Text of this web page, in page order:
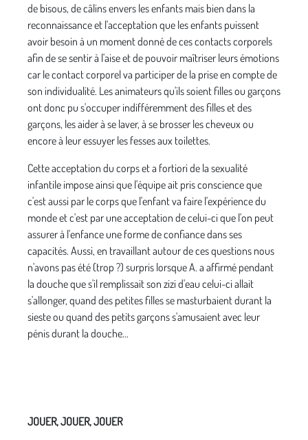
de bisous, de câlins envers les enfants mais bien dans la
reconnaissance et l'acceptation que les enfants puissent
avoir besoin à un moment donné de ces contacts corporels
afin de se sentir à l'aise et de pouvoir maîtriser leurs émotions
car le contact corporel va participer de la prise en compte de
son individualité. Les anima­teurs qu'ils soient filles ou garçons
ont donc pu s'occuper indifféremment des filles et des
garçons, les aider à se laver, à se brosser les cheveux ou
encore à leur essuyer les fesses aux toilettes.
Cette acceptation du corps et a fortiori de la sexualité
infantile impose ainsi que l'équipe ait pris conscience que
c'est aussi par le corps que l'enfant va faire l'expé­rience du
monde et c'est par une acceptation de celui-­ci que l'on peut
assurer à l'enfance une forme de confiance dans ses
capacités. Aussi, en travaillant autour de ces questions nous
n'avons pas été (trop ?) surpris lorsque A. a affirmé pendant
la douche que s'il remplissait son zizi d'eau celui-ci allait
s'allonger, quand des petites filles se masturbaient durant la
sieste ou quand des petits garçons s'amusaient avec leur
pénis durant la douche...
JOUER, JOUER, JOUER